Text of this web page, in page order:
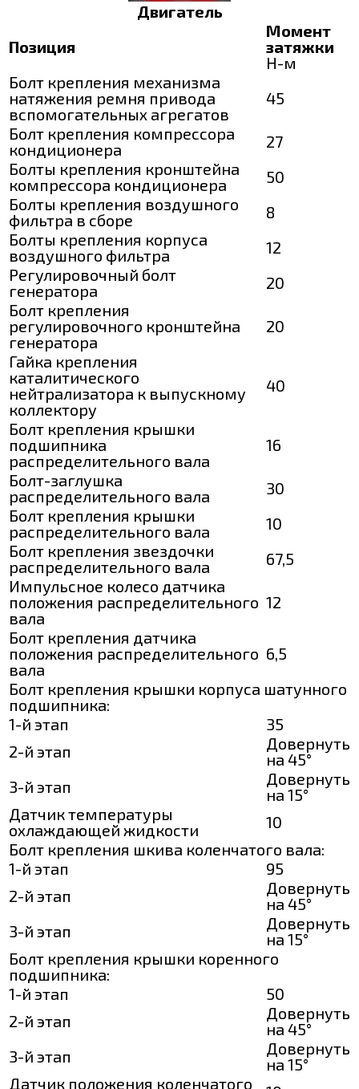
Двигатель
Позиция
Момент
затяжки
Н-м
Болт крепления механизма
натяжения ремня привода
вспомогательных агрегатов
45
Болт крепления компрессора
кондиционера
27
Болты крепления кронштейна
компрессора кондиционера
50
Болты крепления воздушного
фильтра в сборе
8
Болты крепления корпуса
воздушного фильтра
12
Регулировочный болт
генератора
20
Болт крепления
регулировочного кронштейна
генератора
20
Гайка крепления
каталитического
нейтрализатора к выпускному
коллектору
40
Болт крепления крышки
подшипника
распределительного вала
16
Болт-заглушка
распределительного вала
30
Болт крепления крышки
распределительного вала
10
Болт крепления звездочки
распределительного вала
67,5
Импульсное колесо датчика
положения распределительного
вала
12
Болт крепления датчика
положения распределительного
вала
6,5
Болт крепления крышки корпуса шатунного
подшипника:
1-й этап
35
2-й этап
Довернуть
на 45°
3-й этап
Довернуть
на 15°
Датчик температуры
охлаждающей жидкости
10
Болт крепления шкива коленчатого вала:
1-й этап
95
2-й этап
Довернуть
на 45°
3-й этап
Довернуть
на 15°
Болт крепления крышки коренного
подшипника:
1-й этап
50
2-й этап
Довернуть
на 45°
3-й этап
Довернуть
на 15°
Датчик положения коленчатого